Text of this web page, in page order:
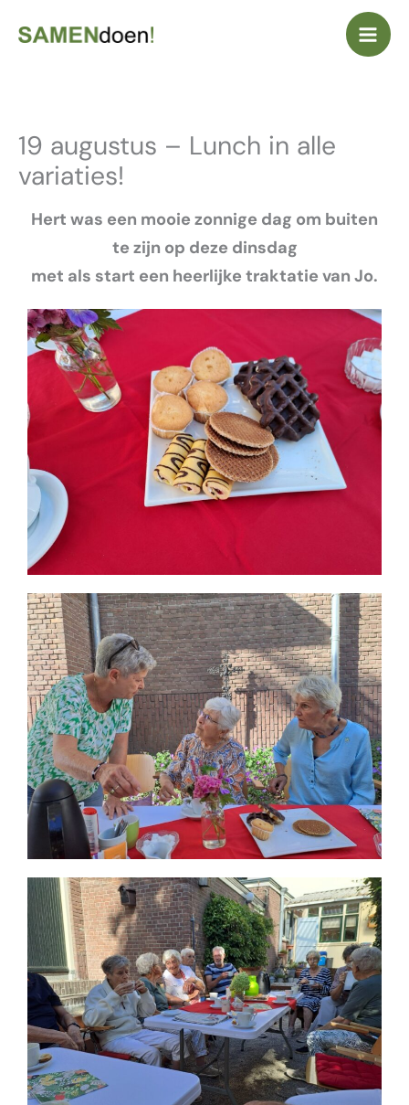
naar
19 augustus – Lunch in alle
variaties!
Hert was een mooie zonnige dag om buiten
te zijn op deze dinsdag
met als start een heerlijke traktatie van Jo.